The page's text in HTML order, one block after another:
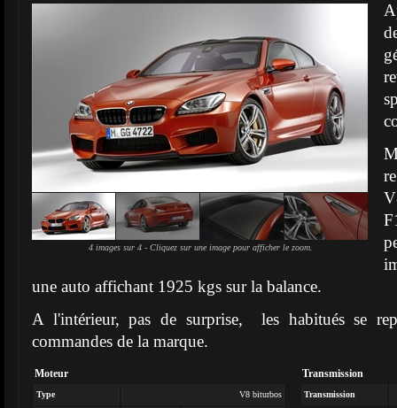
4 images sur 4 - Cliquez sur une image pour afficher le zoom.
une auto affichant 1925 kgs sur la balance.
A l'intérieur, pas de surprise, les habitués se
commandes de la marque.
Moteur
Type V8 biturbos
Transmission
Transmission